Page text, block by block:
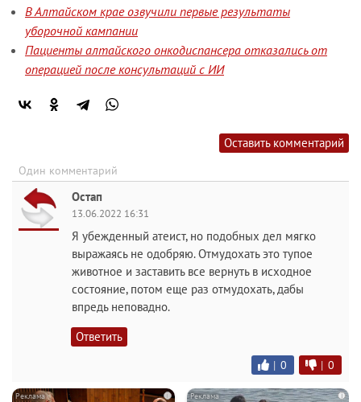
В Алтайском крае озвучили первые результаты
уборочной кампании
Пациенты алтайского онкодиспансера отказались от
операцией после консультаций с ИИ
Оставить комментарий
Один комментарий
Остап
13.06.2022 16:31
Я убежденный атеист, но подобных дел мягко
выражаясь не одобряю. Отмудохать это тупое
животное и заставить все вернуть в исходное
состояние, потом еще раз отмудохать, дабы
впредь неповадно.
Ответить
| 0 | 0
i i